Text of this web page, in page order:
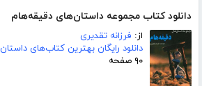
دانلود کتاب مجموعه داستان‌های دقیقه‌هام
از: فرزانه تقدیری
دانلود رایگان بهترین کتاب‌های داستان
۹۰ صفحه